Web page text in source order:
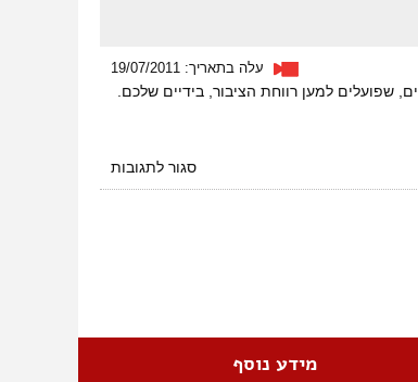
עלה בתאריך: 19/07/2011
סגור לתגובותעל
דרכים
מידע נוסף